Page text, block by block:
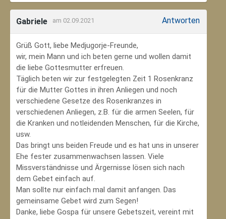
Gabriele am 02.09.2021 Antworten
Grüß Gott, liebe Medjugorje-Freunde,
wir, mein Mann und ich beten gerne und wollen damit
die liebe Gottesmutter erfreuen.
Täglich beten wir zur festgelegten Zeit 1 Rosenkranz
für die Mutter Gottes in ihren Anliegen und noch
verschiedene Gesetze des Rosenkranzes in
verschiedenen Anliegen, z.B. für die armen Seelen, für
die Kranken und notleidenden Menschen, für die Kirche,
usw.
Das bringt uns beiden Freude und es hat uns in unserer
Ehe fester zusammenwachsen lassen. Viele
Missverständnisse und Ärgernisse lösen sich nach
dem Gebet einfach auf.
Man sollte nur einfach mal damit anfangen. Das
gemeinsame Gebet wird zum Segen!
Danke, liebe Gospa für unsere Gebetszeit, vereint mit